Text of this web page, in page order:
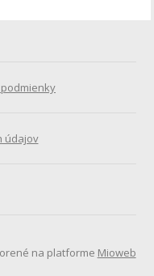
údajov
na platforme Mioweb